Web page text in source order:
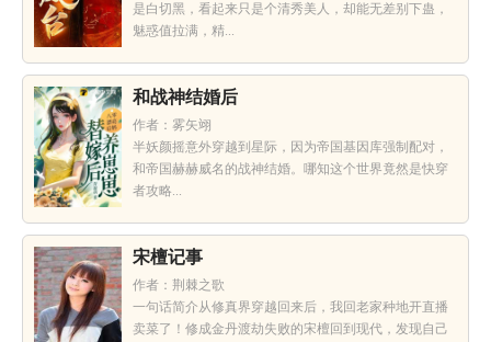
是白切黑，看起来只是个清秀美人，却能无差别下蛊，
魅惑值拉满，精...
和战神结婚后
作者：雾矢翊
半妖颜摇意外穿越到星际，因为帝国基因库强制配对，
和帝国赫赫威名的战神结婚。哪知这个世界竟然是快穿
者攻略...
宋檀记事
作者：荆棘之歌
一句话简介从修真界穿越回来后，我回老家种地开直播
卖菜了！修成金丹渡劫失败的宋檀回到现代，发现自己